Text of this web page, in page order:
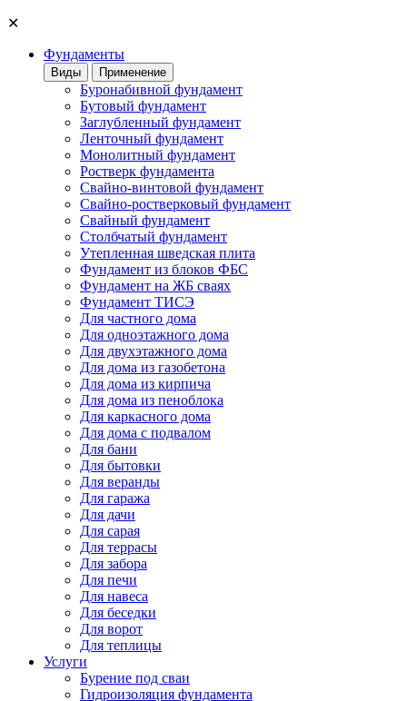
✕
Фундаменты
Виды Применение
Буронабивной фундамент
Бутовый фундамент
Заглубленный фундамент
Ленточный фундамент
Монолитный фундамент
Ростверк фундамента
Свайно-винтовой фундамент
Свайно-ростверковый фундамент
Свайный фундамент
Столбчатый фундамент
Утепленная шведская плита
Фундамент из блоков ФБС
Фундамент на ЖБ сваях
Фундамент ТИСЭ
Для частного дома
Для одноэтажного дома
Для двухэтажного дома
Для дома из газобетона
Для дома из кирпича
Для дома из пеноблока
Для каркасного дома
Для дома с подвалом
Для бани
Для бытовки
Для веранды
Для гаража
Для дачи
Для сарая
Для террасы
Для забора
Для печи
Для навеса
Для беседки
Для ворот
Для теплицы
Услуги
Бурение под сваи
Гидроизоляция фундамента